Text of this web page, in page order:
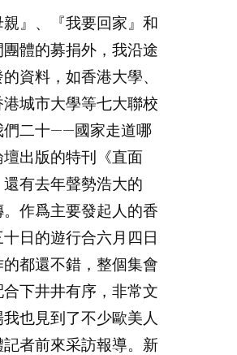
』、『我要回家』和
體的募捐外，我沿途
資料，如香港大學、
城市大學等七大聯校
們二十——國家走道哪
出版的特刊《直面
還有去年聲勢浩大的
。作爲主要發起人的香
日的遊行合六月四日
都還不錯，整個集會
下井井有序，非常文
也見到了不少歐美人
者前來采訪報導。新